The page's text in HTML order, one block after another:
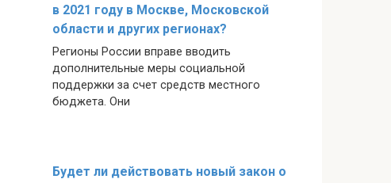
в 2021 году в Москве, Московской
области и других регионах?
Регионы России вправе вводить
дополнительные меры социальной
поддержки за счет средств местного
бюджета. Они
Будет ли действовать новый закон о